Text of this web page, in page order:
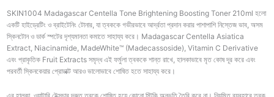
quantity
SKIN1004 Madagascar Centella Tone Brightening Boosting Toner 210ml হলো
একটি হাইড্রেটিং ও ব্রাইটেনিং টোনার, যা ত্বককে গভীরভাবে আর্দ্রতা প্রদান করার পাশাপাশি নিস্তেজ ভাব, অসম
স্কিনটোন ও ডার্ক স্পটের দৃশ্যমানতা কমাতে সাহায্য করে। Madagascar Centella Asiatica
Extract, Niacinamide, MadeWhite™ (Madecassoside), Vitamin C Derivative
এবং প্রাকৃতিক Fruit Extracts সমৃদ্ধ এই ফর্মুলা ত্বককে শান্ত রাখে, হালকাভাবে মৃত কোষ দূর করে এবং
পরবর্তী স্কিনকেয়ার প্রোডাক্ট আরও ভালোভাবে শোষিত হতে সাহায্য করে।